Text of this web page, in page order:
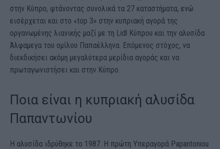
στην Κύπρο, φτάνοντας συνολικά τα 27 καταστήματα, ενώ
εισέρχεται και στο «top 3» στην κυπριακή αγορά της
οργανωμένης λιανικής μαζί με τη Lidl Κύπρου και την αλυσίδα
Άλφαμεγα του ομίλου Παπαέλληνα. Επόμενος στόχος, να
διεκδικήσει ακόμη μεγαλύτερα μερίδια αγοράς και να
πρωταγωνιστήσει και στην Κύπρο.
Ποια είναι η κυπριακή αλυσίδα
Παπαντωνίου
Η αλυσίδα ιδρύθηκε το 1987. Η πρώτη Υπεραγορά Papantoniou